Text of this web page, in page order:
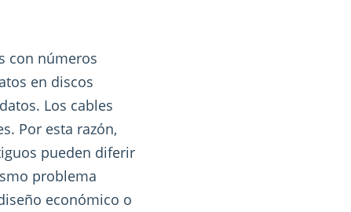
con números
en discos
Los cables
Por esta razón,
pueden diferir
problema
económico o